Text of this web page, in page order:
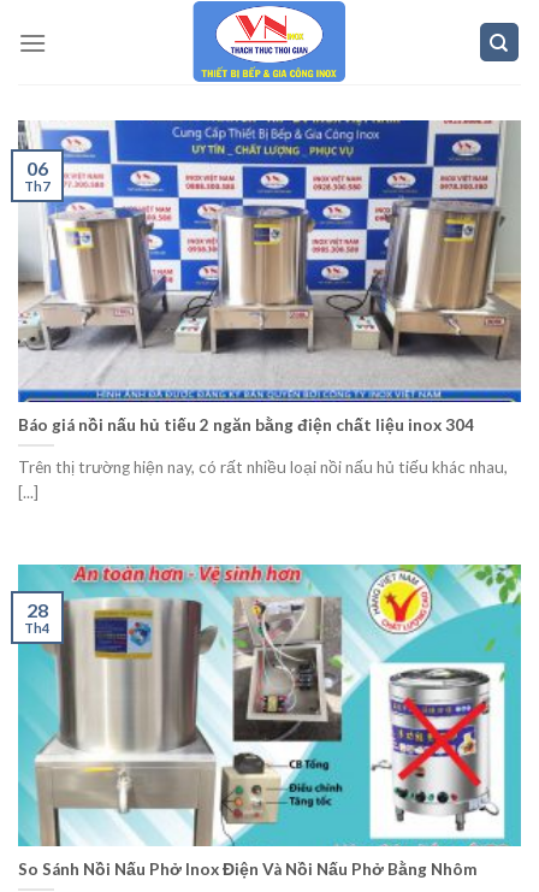
Báo giá nồi nấu hủ tiếu 2 ngăn bằng điện chất liệu inox 304
Trên thị trường hiện nay, có rất nhiều loại nồi nấu hủ tiếu khác nhau,
[...]
06
Th7
So Sánh Nồi Nấu Phở Inox Điện Và Nồi Nấu Phở Bằng Nhôm
28
Th4